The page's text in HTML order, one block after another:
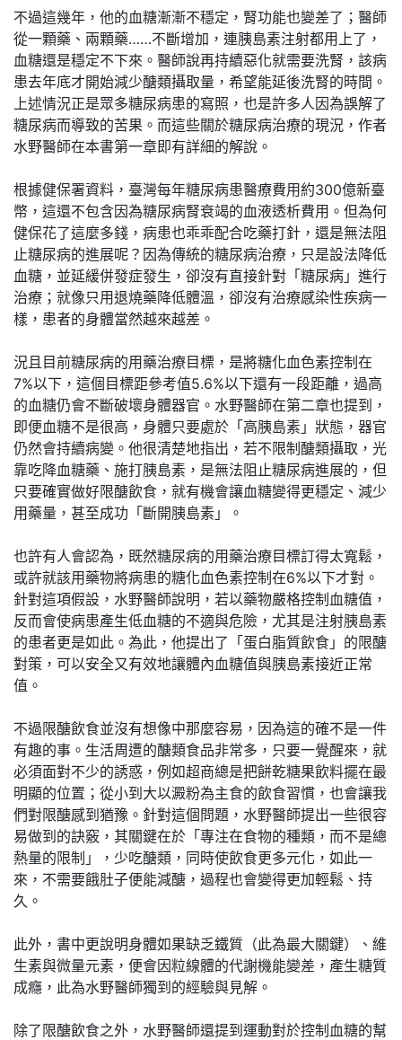
不過這幾年，他的血糖漸漸不穩定，腎功能也變差了；醫師
從一顆藥、兩顆藥……不斷增加，連胰島素注射都用上了，
血糖還是穩定不下來。醫師說再持續惡化就需要洗腎，該病
患去年底才開始減少醣類攝取量，希望能延後洗腎的時間。
上述情況正是眾多糖尿病患的寫照，也是許多人因為誤解了
糖尿病而導致的苦果。而這些關於糖尿病治療的現況，作者
水野醫師在本書第一章即有詳細的解說。
根據健保署資料，臺灣每年糖尿病患醫療費用約300億新臺
幣，這還不包含因為糖尿病腎衰竭的血液透析費用。但為何
健保花了這麼多錢，病患也乖乖配合吃藥打針，還是無法阻
止糖尿病的進展呢？因為傳統的糖尿病治療，只是設法降低
血糖，並延緩併發症發生，卻沒有直接針對「糖尿病」進行
治療；就像只用退燒藥降低體溫，卻沒有治療感染性疾病一
樣，患者的身體當然越來越差。
況且目前糖尿病的用藥治療目標，是將糖化血色素控制在
7%以下，這個目標距參考值5.6%以下還有一段距離，過高
的血糖仍會不斷破壞身體器官。水野醫師在第二章也提到，
即便血糖不是很高，身體只要處於「高胰島素」狀態，器官
仍然會持續病變。他很清楚地指出，若不限制醣類攝取，光
靠吃降血糖藥、施打胰島素，是無法阻止糖尿病進展的，但
只要確實做好限醣飲食，就有機會讓血糖變得更穩定、減少
用藥量，甚至成功「斷開胰島素」。
也許有人會認為，既然糖尿病的用藥治療目標訂得太寬鬆，
或許就該用藥物將病患的糖化血色素控制在6%以下才對。
針對這項假設，水野醫師說明，若以藥物嚴格控制血糖值，
反而會使病患產生低血糖的不適與危險，尤其是注射胰島素
的患者更是如此。為此，他提出了「蛋白脂質飲食」的限醣
對策，可以安全又有效地讓體內血糖值與胰島素接近正常
值。
不過限醣飲食並沒有想像中那麼容易，因為這的確不是一件
有趣的事。生活周遭的醣類食品非常多，只要一覺醒來，就
必須面對不少的誘惑，例如超商總是把餅乾糖果飲料擺在最
明顯的位置；從小到大以澱粉為主食的飲食習慣，也會讓我
們對限醣感到猶豫。針對這個問題，水野醫師提出一些很容
易做到的訣竅，其關鍵在於「專注在食物的種類，而不是總
熱量的限制」，少吃醣類，同時使飲食更多元化，如此一
來，不需要餓肚子便能減醣，過程也會變得更加輕鬆、持
久。
此外，書中更說明身體如果缺乏鐵質（此為最大關鍵）、維
生素與微量元素，便會因粒線體的代謝機能變差，產生糖質
成癮，此為水野醫師獨到的經驗與見解。
除了限醣飲食之外，水野醫師還提到運動對於控制血糖的幫